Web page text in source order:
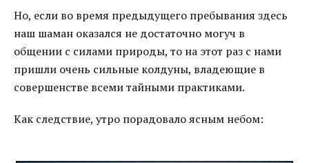
Но, если во время предыдущего пребывания здесь
наш шаман оказался не достаточно могуч в
общении с силами природы, то на этот раз с нами
пришли очень сильные колдуны, владеющие в
совершенстве всеми тайными практиками.
Как следствие, утро порадовало ясным небом: